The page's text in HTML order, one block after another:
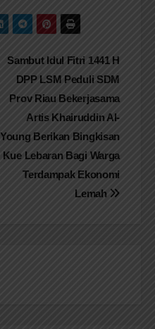
Sambut Idul Fitri 1441 H
DPP LSM Peduli SDM
Prov Riau Bekerjasama
Artis Khairuddin Al-
Young Berikan Bingkisan
Kue Lebaran Bagi Warga
Terdampak Ekonomi
Lemah